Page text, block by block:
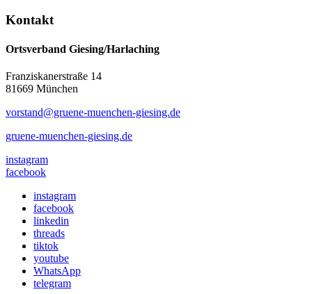
Kontakt
Ortsverband Giesing/Harlaching
Franziskanerstraße 14
81669 München
vorstand@gruene-muenchen-giesing.de
gruene-muenchen-giesing.de
instagram
facebook
instagram
facebook
linkedin
threads
tiktok
youtube
WhatsApp
telegram